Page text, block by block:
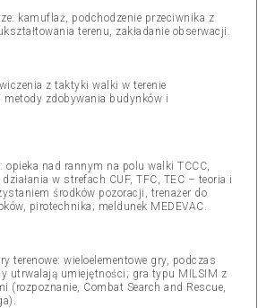
kamuflaż, podchodzenie przeciwnika z
terenu, zakładanie obserwacji.
z taktyki walki w terenie
metody zdobywania budynków i
opieka nad rannym na polu walki TCCC,
w strefach CUF, TFC, TEC – teoria i
środków pozoracji, trenażer do
pirotechnika; meldunek MEDEVAC.
terenowe: wieloelementowe gry, podczas
utrwalają umiejętności; gra typu MILSIM z
(rozpoznanie, Combat Search and Rescue,